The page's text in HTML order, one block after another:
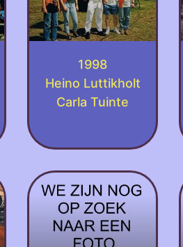
1998
Heino Luttikholt
Carla Tuinte